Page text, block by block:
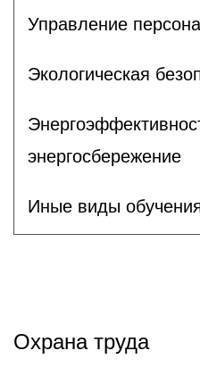
Управление
Экологическая
энергосбережение
Иные виды
Охрана труда